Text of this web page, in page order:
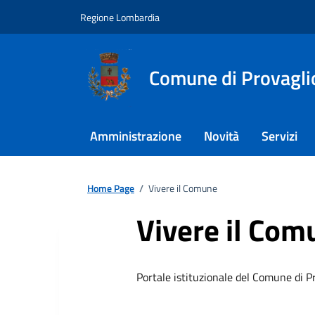
Regione Lombardia
Comune di
Amministrazione Novità Servizi
Home Page / Vivere il Comune
Vivere il
Portale istituzionale del Comune di